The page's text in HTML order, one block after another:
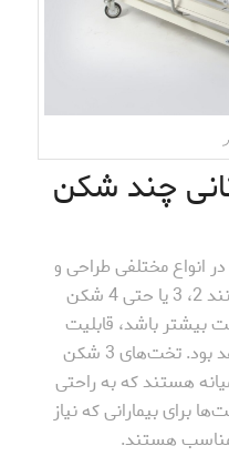
چند شکن
انواع مختلفی طراحی و
تولید می‌شوند. این تخت‌ها می‌توانند 2، 3 یا حتی 4 شکن
بیشتر باشد، قابلیت
تنظیم وضعیت بیمار بیشتر خواهد بود. تخت‌های 3 شکن
هستند که به راحتی
برای بیمارانی که نیاز
مناسب هستند.